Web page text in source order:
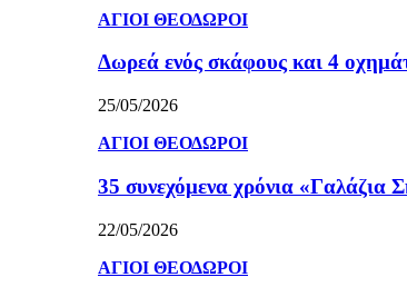
ΑΓΙΟΙ ΘΕΟΔΩΡΟΙ
Δωρεά ενός σκάφους και 4
25/05/2026
ΑΓΙΟΙ ΘΕΟΔΩΡΟΙ
35 συνεχόμενα χρόνια «Γαλάζια
22/05/2026
ΑΓΙΟΙ ΘΕΟΔΩΡΟΙ